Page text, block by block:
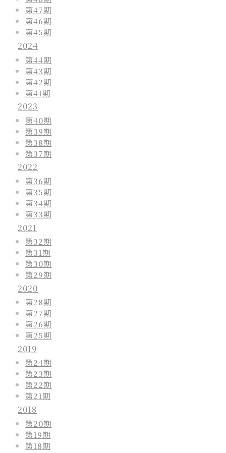
第47期
第46期
第45期
2024
第44期
第43期
第42期
第41期
2023
第40期
第39期
第38期
第37期
2022
第36期
第35期
第34期
第33期
2021
第32期
第31期
第30期
第29期
2020
第28期
第27期
第26期
第25期
2019
第24期
第23期
第22期
第21期
2018
第20期
第19期
第18期